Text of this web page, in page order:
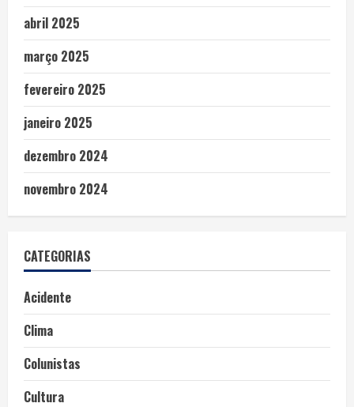
abril 2025
março 2025
fevereiro 2025
janeiro 2025
dezembro 2024
novembro 2024
CATEGORIAS
Acidente
Clima
Colunistas
Cultura